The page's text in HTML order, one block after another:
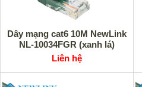
Dây mạng cat6 10M NewLink
NL-10034FGR (xanh lá)
Liên hệ